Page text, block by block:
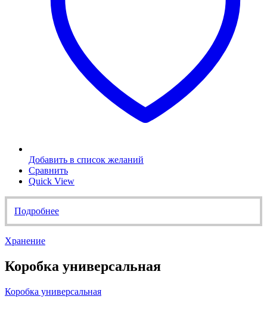
Добавить в список желаний
Сравнить
Quick View
Подробнее
Хранение
Коробка универсальная
Коробка универсальная